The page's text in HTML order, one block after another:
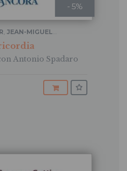
- 5%
Antonio Spadaro
JEAN-MIGUEL
SCHONBORN